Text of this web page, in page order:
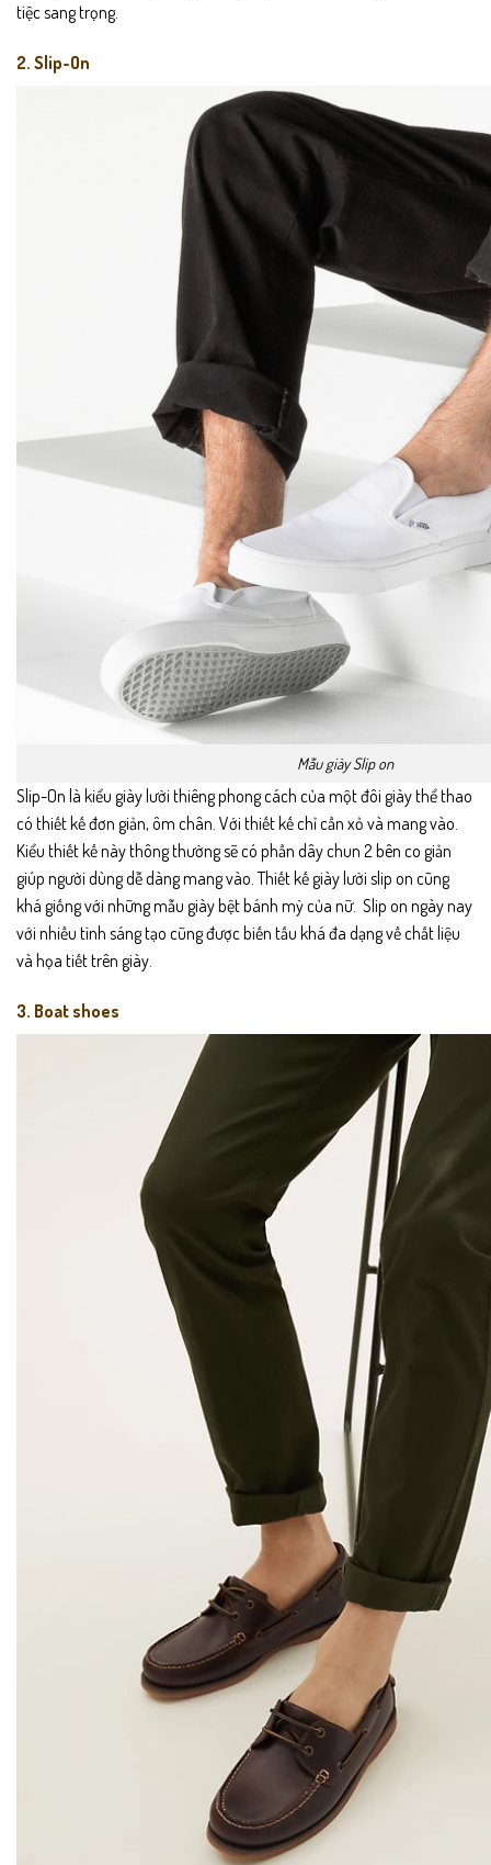
tiệc sang trọng.
2. Slip-On
Mẫu giày Slip on
Slip-On là kiểu giày lười thiêng phong cách của một đôi giày thể thao
có thiết kế đơn giản, ôm chân. Với thiết kế chỉ cần xỏ và mang vào.
Kiểu thiết kế này thông thường sẽ có phần dây chun 2 bên co giản
giúp người dùng dễ dàng mang vào. Thiết kế giày lười slip on cũng
khá giống với những mẫu giày bệt bánh mỳ của nữ. Slip on ngày nay
với nhiều tình sáng tạo cũng được biến tấu khá đa dạng về chất liệu
và họa tiết trên giày.
3. Boat shoes